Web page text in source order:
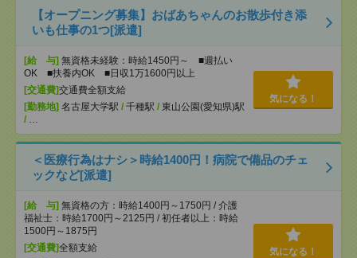
【オープニング募集】おばあちゃんのお散歩付き添
いも仕事の1つ[派遣]
[給 与] 無資格未経験：時給1450円～ ■週払い
OK ■扶養内OK ■日収1万1600円以上
[交通費]交通費全額支給
[勤務地] 名古屋大学駅 / 千種駅 / 東山公園(愛知県)駅
/ …
気になる！
＜医療行為はナシ＞時給1400円！病院で備品のチェ
ックなど[派遣]
[給 与] 無資格の方：時給1400円～1750円 / 介護
福祉士：時給1700円～2125円 / 初任者以上：時給
1500円～1875円
[交通費]全額支給
気になる！